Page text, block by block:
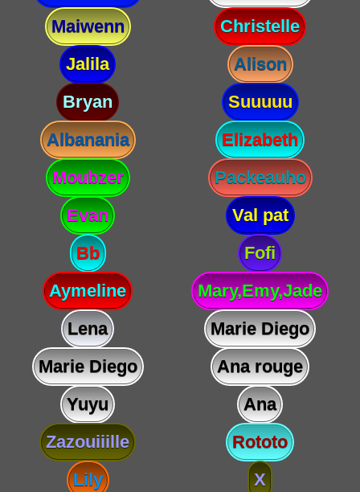
Maiwenn
Christelle
Jalila
Alison
Bryan
Suuuuu
Albanania
Elizabeth
Moubzer
Packeauho
Evan
Val pat
Bb
Fofi
Aymeline
Mary,Emy,Jade
Lena
Marie Diego
Marie Diego
Ana rouge
Yuyu
Ana
Zazouiiille
Rototo
Lily
X